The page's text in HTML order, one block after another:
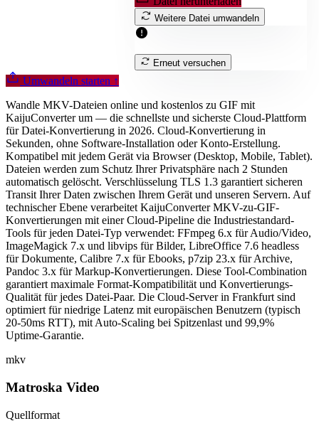
Weitere Datei umwandeln
Erneut versuchen
Umwandeln starten ↑
Wandle MKV-Dateien online und kostenlos zu GIF mit
KaijuConverter um — die schnellste und sicherste Cloud-Plattform
für Datei-Konvertierung in 2026. Cloud-Konvertierung in
Sekunden, ohne Software-Installation oder Konto-Erstellung.
Kompatibel mit jedem Gerät via Browser (Desktop, Mobile, Tablet).
Dateien werden zum Schutz Ihrer Privatsphäre nach 2 Stunden
automatisch gelöscht. Verschlüsselung TLS 1.3 garantiert sicheren
Transit Ihrer Daten zwischen Ihrem Gerät und unseren Servern. Auf
technischer Ebene verarbeitet KaijuConverter MKV-zu-GIF-
Konvertierungen mit einer Cloud-Pipeline die Industriestandard-
Tools für jeden Datei-Typ verwendet: FFmpeg 6.x für Audio/Video,
ImageMagick 7.x und libvips für Bilder, LibreOffice 7.6 headless
für Dokumente, Calibre 7.x für Ebooks, p7zip 23.x für Archive,
Pandoc 3.x für Markup-Konvertierungen. Diese Tool-Combination
garantiert maximale Format-Kompatibilität und Konvertierungs-
Qualität für jedes Datei-Paar. Die Cloud-Server in Frankfurt sind
optimiert für niedrige Latenz mit europäischen Benutzern (typisch
20-50ms RTT), mit Auto-Scaling bei Spitzenlast und 99,9%
Uptime-Garantie.
mkv
Matroska Video
Quellformat